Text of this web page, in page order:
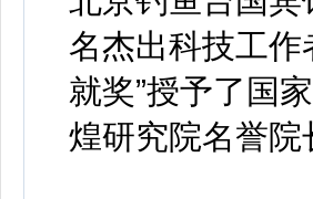
名杰出科技工作
就奖”授予了国
煌研究院名誉院